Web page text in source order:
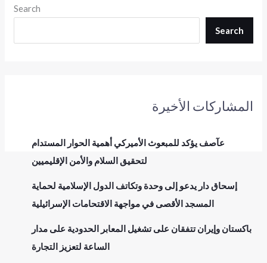
Search
Search
المشاركات الأخيرة
عآصف يؤكد للمبعوث الأميركي أهمية الحوار المستدام
لتحقيق السلام والأمن الإقليميين
إسحاق دار يدعو إلى وحدة وتكاتف الدول الإسلامية لحماية
المسجد الأقصى في مواجهة الاقتحامات الإسرائيلية
باكستان وإيران تتفقان على تشغيل المعابر الحدودية على مدار
الساعة لتعزيز التجارة